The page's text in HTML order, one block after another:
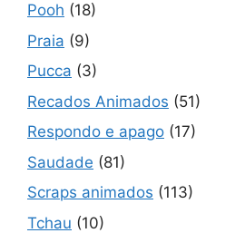
Pooh (18)
Praia (9)
Pucca (3)
Recados Animados (51)
Respondo e apago (17)
Saudade (81)
Scraps animados (113)
Tchau (10)